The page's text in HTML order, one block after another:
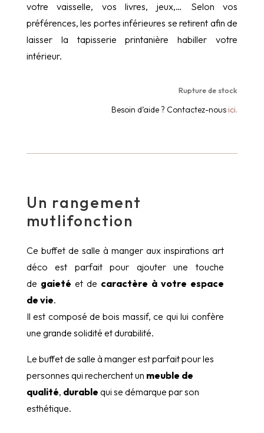
votre vaisselle, vos livres, jeux,… Selon vos
préférences, les portes inférieures se retirent afin de
laisser la tapisserie printanière habiller votre
intérieur.
Rupture de stock
Besoin d’aide ? Contactez-nous ici.
Un rangement
mutlifonction
Ce buffet de salle à manger aux inspirations art
déco est parfait pour ajouter une touche
de gaieté et de caractère à votre espace
de vie.
Il est composé de bois massif, ce qui lui confère
une grande solidité et durabilité.
Le buffet de salle à manger est parfait pour les
personnes qui recherchent un meuble de
qualité, durable qui se démarque par son
esthétique.